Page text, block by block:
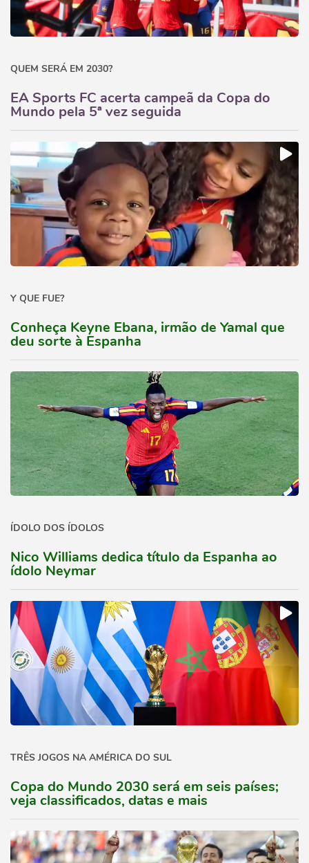
QUEM SERÁ EM 2030?
EA Sports FC acerta campeã da Copa do
Mundo pela 5ª vez seguida
Y QUE FUE?
Conheça Keyne Ebana, irmão de Yamal que
deu sorte à Espanha
ÍDOLO DOS ÍDOLOS
Nico Williams dedica título da Espanha ao
ídolo Neymar
TRÊS JOGOS NA AMÉRICA DO SUL
Copa do Mundo 2030 será em seis países;
veja classificados, datas e mais